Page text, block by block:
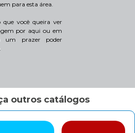
para esta área.
que você queira ver
por aqui ou em
um prazer poder
outros catálogos